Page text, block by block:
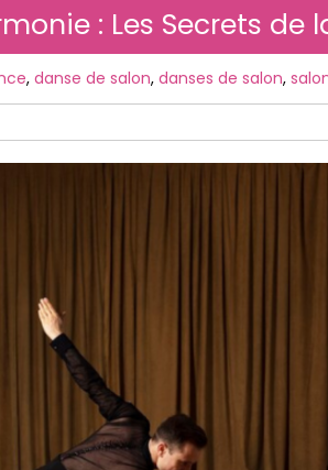
: Les Secrets de
, danse de salon, danses de salon,